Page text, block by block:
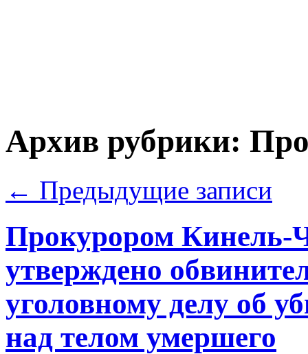
Архив рубрики:
← Предыдущие записи
Прокурором Кинель-
утверждено
уголовному делу об
над телом умершего